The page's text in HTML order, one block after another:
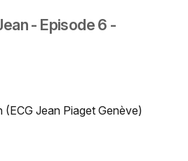
- Episode 6 -
(ECG Jean Piaget Genève)